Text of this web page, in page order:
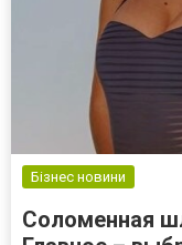
Бізнес новини
Соломенная